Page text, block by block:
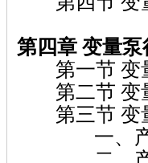
第四章 变量泵
第一节 变
第二节 变
第三节 变
一、产